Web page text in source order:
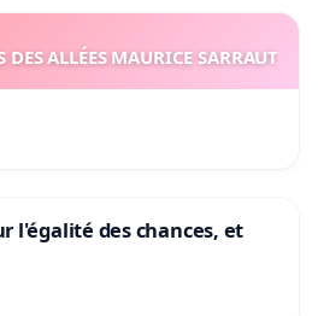
DES ALLÉES MAURICE SARRAUT
l'égalité des chances, et